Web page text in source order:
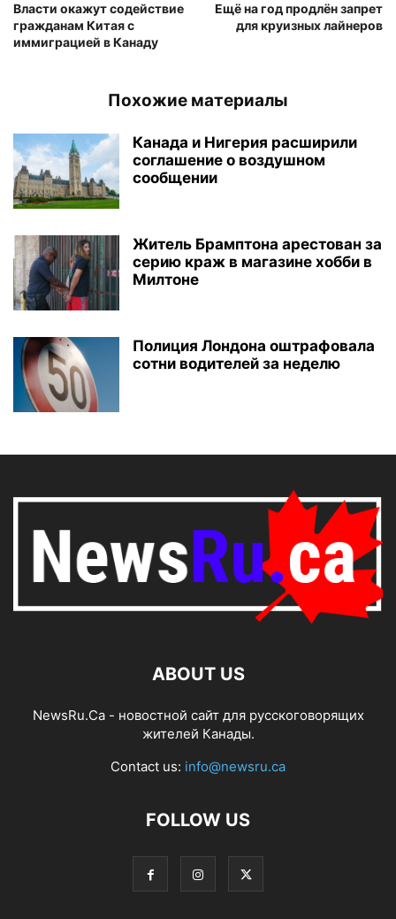
Власти окажут содействие
гражданам Китая с
иммиграцией в Канаду
Ещё на год продлён запрет
для круизных лайнеров
Похожие материалы
Канада и Нигерия расширили
соглашение о воздушном
сообщении
Житель Брамптона арестован за
серию краж в магазине хобби в
Милтоне
Полиция Лондона оштрафовала
сотни водителей за неделю
ABOUT US
NewsRu.Ca - новостной сайт для русскоговорящих
жителей Канады.
Contact us: info@newsru.ca
FOLLOW US